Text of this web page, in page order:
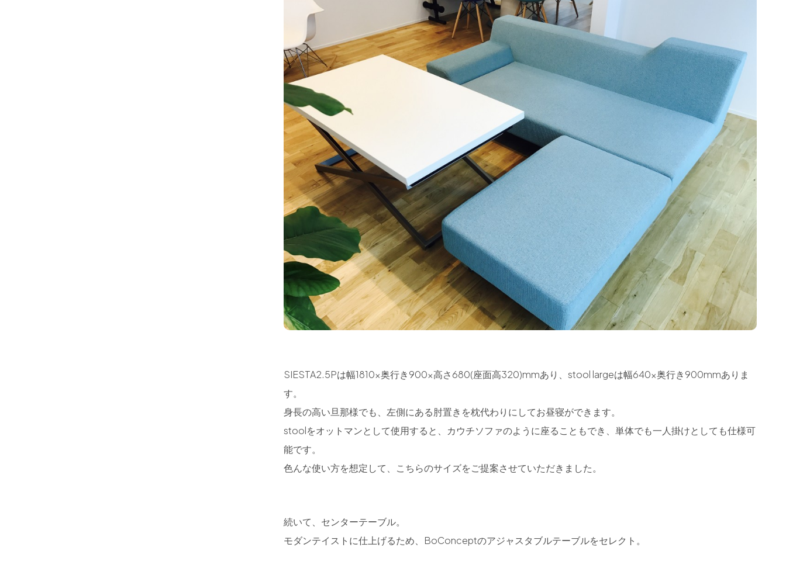
SIESTA2.5Pは幅1810×奥行き900×高さ680(座面高320)mmあり、stool largeは幅640×奥行き900mmありま
す。
身長の高い旦那様でも、左側にある肘置きを枕代わりにしてお昼寝ができます。
stoolをオットマンとして使用すると、カウチソファのように座ることもでき、単体でも一人掛けとしても仕様可
能です。
色んな使い方を想定して、こちらのサイズをご提案させていただきました。
続いて、センターテーブル。
モダンテイストに仕上げるため、BoConceptのアジャスタブルテーブルをセレクト。